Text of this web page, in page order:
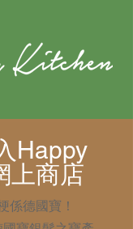
Happy
上商店
係德國寶！